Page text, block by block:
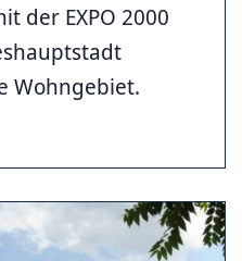
der EXPO 2000
Wohngebiet.